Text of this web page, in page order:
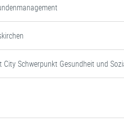
Schwerpunkt Gesundheit und